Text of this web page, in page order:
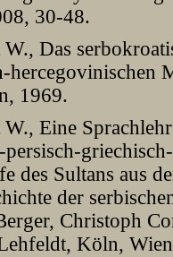
30-48.
Das
hercegovinischen
1969.
Eine
persisch-
des Sultans aus
der
Christoph
Köln,